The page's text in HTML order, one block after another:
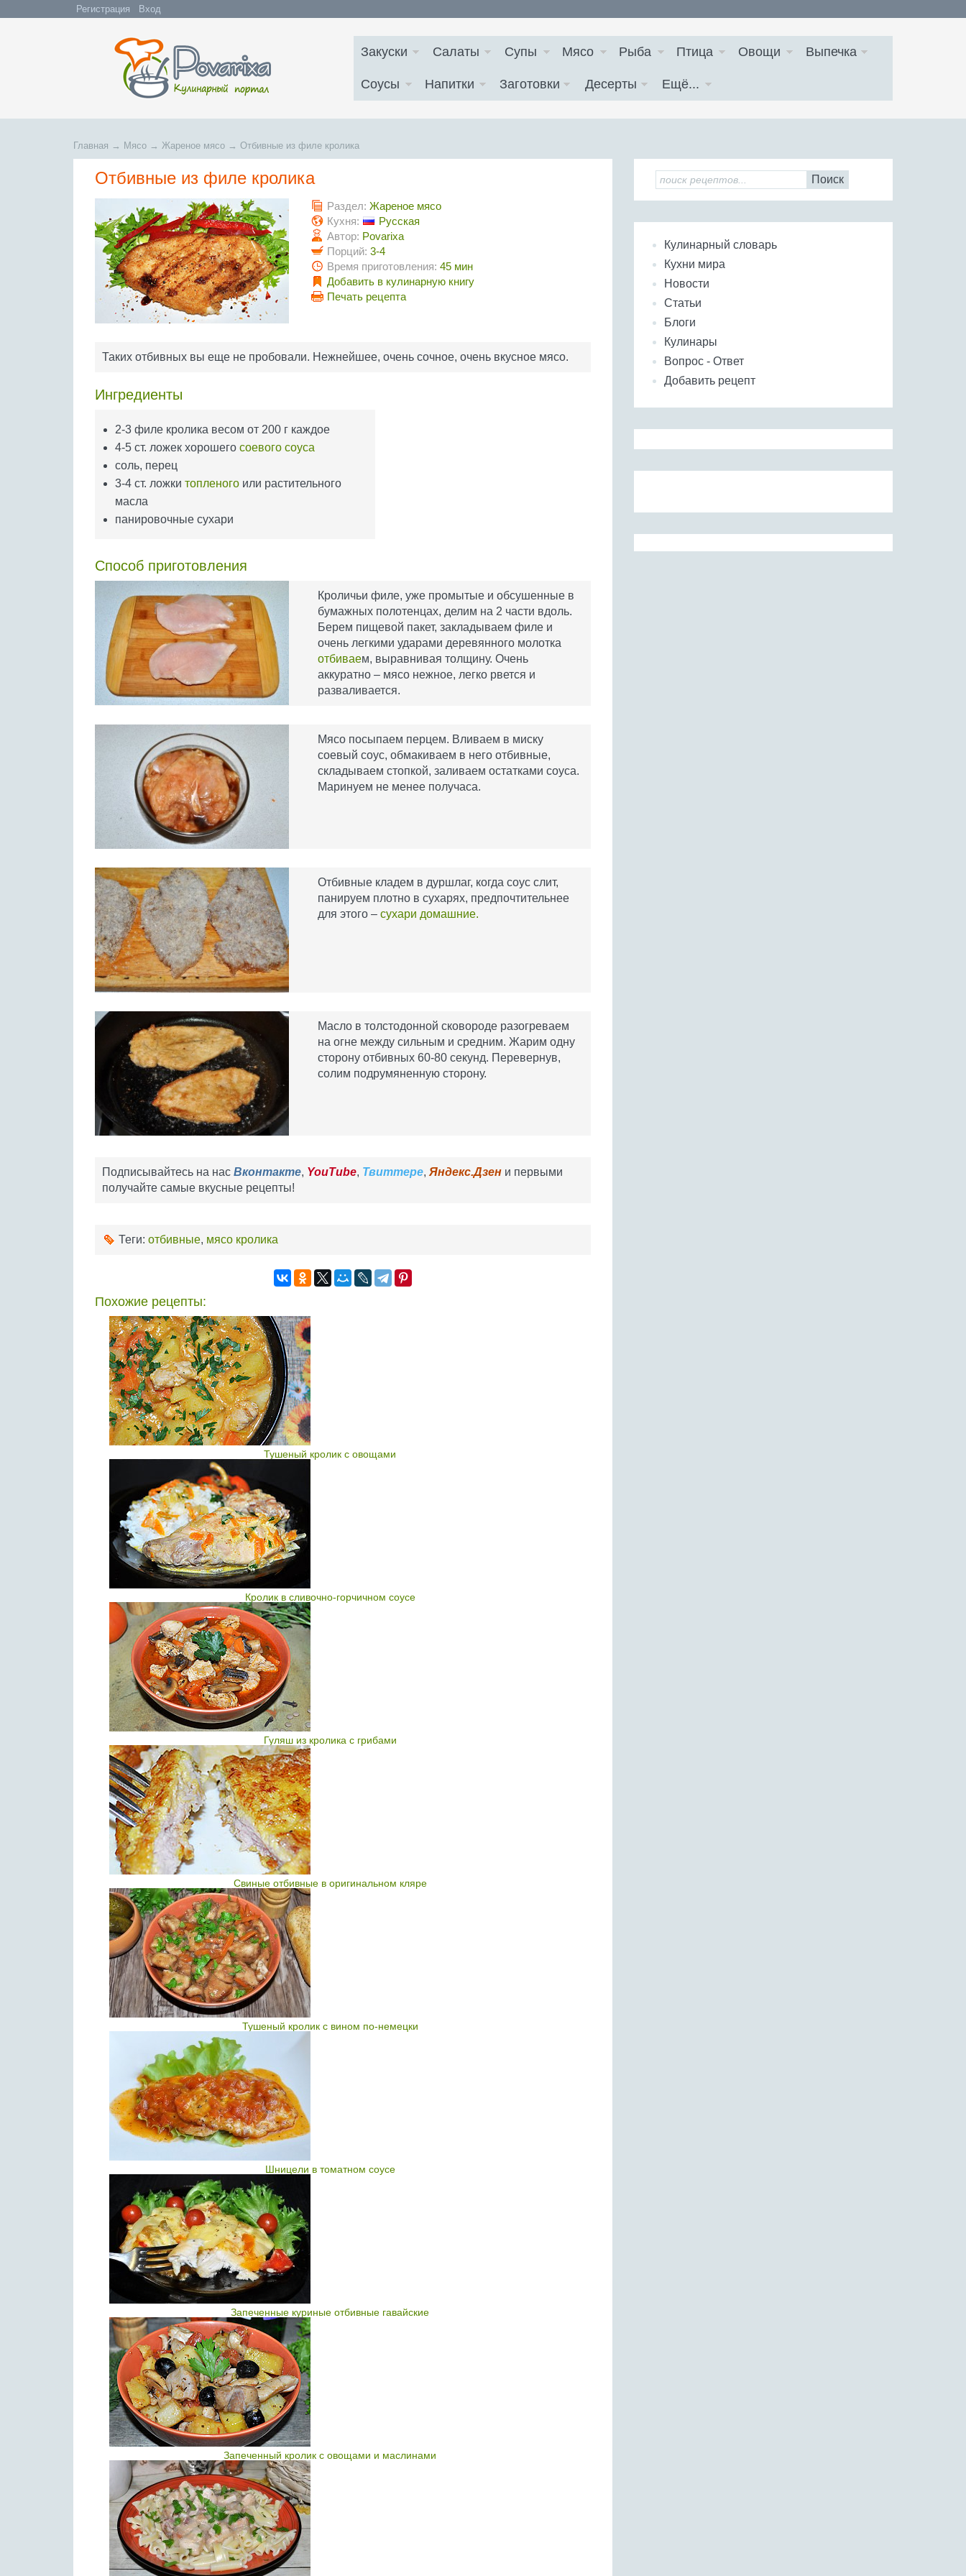
Регистрация Вход
Закуски Салаты Супы Мясо Рыба Птица Овощи Выпечка
Соусы Напитки Заготовки Десерты Ещё...
Главная → Мясо → Жареное мясо → Отбивные из филе кролика
Отбивные из филе кролика
Раздел: Жареное мясо
Кухня:
Русская
Автор: Povarixa
Порций: 3-4
Время приготовления: 45 мин
Добавить в кулинарную книгу
Печать рецепта
Таких отбивных вы еще не пробовали. Нежнейшее, очень сочное, очень вкусное мясо.
Ингредиенты
2-3 филе кролика весом от 200 г каждое
4-5 ст. ложек хорошего соевого соуса
соль, перец
3-4 ст. ложки топленого или растительного
масла
панировочные сухари
Способ приготовления
Кроличьи филе, уже промытые и обсушенные в
бумажных полотенцах, делим на 2 части вдоль.
Берем пищевой пакет, закладываем филе и
очень легкими ударами деревянного молотка
отбиваем, выравнивая толщину. Очень
аккуратно – мясо нежное, легко рвется и
разваливается.
Мясо посыпаем перцем. Вливаем в миску
соевый соус, обмакиваем в него отбивные,
складываем стопкой, заливаем остатками соуса.
Маринуем не менее получаса.
Отбивные кладем в дуршлаг, когда соус слит,
панируем плотно в сухарях, предпочтительнее
для этого – сухари домашние.
Масло в толстодонной сковороде разогреваем
на огне между сильным и средним. Жарим одну
сторону отбивных 60-80 секунд. Перевернув,
солим подрумяненную сторону.
Подписывайтесь на нас Вконтакте, YouTube, Твиттере, Яндекс.Дзен и первыми
получайте самые вкусные рецепты!
Теги: отбивные, мясо кролика
Похожие рецепты:
Тушеный кролик с овощами
Кролик в сливочно-горчичном соусе
Гуляш из кролика с грибами
Свиные отбивные в оригинальном кляре
Тушеный кролик с вином по-немецки
Шницели в томатном соусе
Запеченные куриные отбивные гавайские
Запеченный кролик с овощами и маслинами
Поиск
Кулинарный словарь
Кухни мира
Новости
Статьи
Блоги
Кулинары
Вопрос - Ответ
Добавить рецепт